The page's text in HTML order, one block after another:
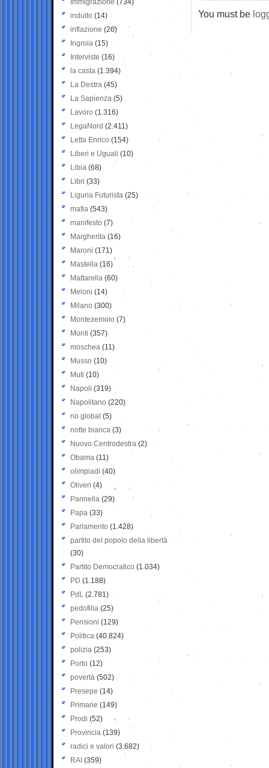
You must be
Immigrazione (734)
indulto (14)
inflazione (26)
Ingroia (15)
Interviste (16)
la casta (1.394)
La Destra (45)
La Sapienza (5)
Lavoro (1.316)
LegaNord (2.411)
Letta Enrico (154)
Liberi e Uguali (10)
Libia (68)
Libri (33)
Liguria Futurista (25)
mafia (543)
manifesto (7)
Margherita (16)
Maroni (171)
Mastella (16)
Mattarella (60)
Meloni (14)
Milano (300)
Montezemolo (7)
Monti (357)
moschea (11)
Musso (10)
Muti (10)
Napoli (319)
Napolitano (220)
no global (5)
notte bianca (3)
Nuovo Centrodestra (2)
Obama (11)
olimpiadi (40)
Oliveri (4)
Pannella (29)
Papa (33)
Parlamento (1.428)
partito del popolo della libertà
(30)
Partito Democratico (1.034)
PD (1.188)
PdL (2.781)
pedofilia (25)
Pensioni (129)
Politica (40.824)
polizia (253)
Porto (12)
povertà (502)
Presepe (14)
Primarie (149)
Prodi (52)
Provincia (139)
radici e valori (3.682)
RAI (359)